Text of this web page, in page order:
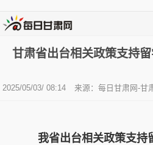
甘肃省出台相关政策支持
2025/05/03/ 08:14 来源：每日甘肃网-甘
我省出台相关政策支持